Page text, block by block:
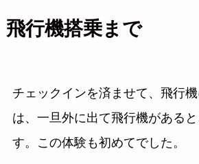
飛行機搭乗まで
チェックインを済ませて、飛行
は、一旦外に出て飛行機がある
す。この体験も初めてでした。